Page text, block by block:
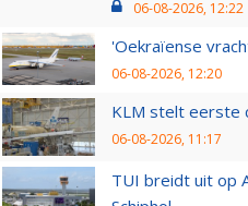
06-08-2026, 12:22
'Oekraïense
06-08-2026, 12:20
KLM stelt eerste
06-08-2026, 11:17
TUI breidt uit op